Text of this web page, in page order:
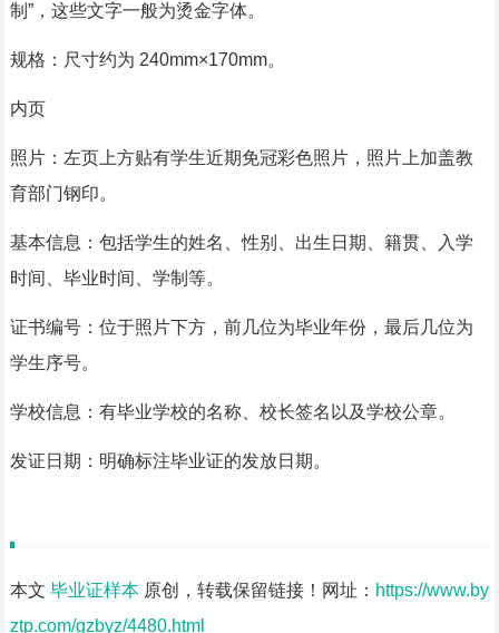
制”，这些文字一般为烫金字体。
规格：尺寸约为 240mm×170mm。
内页
照片：左页上方贴有学生近期免冠彩色照片，照片上加盖教
育部门钢印。
基本信息：包括学生的姓名、性别、出生日期、籍贯、入学
时间、毕业时间、学制等。
证书编号：位于照片下方，前几位为毕业年份，最后几位为
学生序号。
学校信息：有毕业学校的名称、校长签名以及学校公章。
发证日期：明确标注毕业证的发放日期。
本文 毕业证样本原创，转载保留链接！网址： https://www.by
ztp.com/gzbyz/4480.html